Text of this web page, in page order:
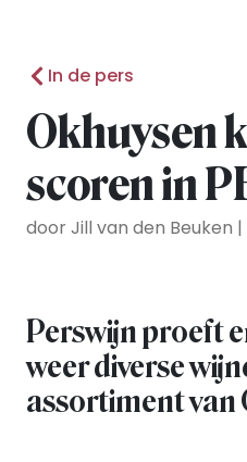
In de pers
Okhuysen
scoren in
door Jill van den Beuken |
Perswijn proeft
weer diverse
assortiment van